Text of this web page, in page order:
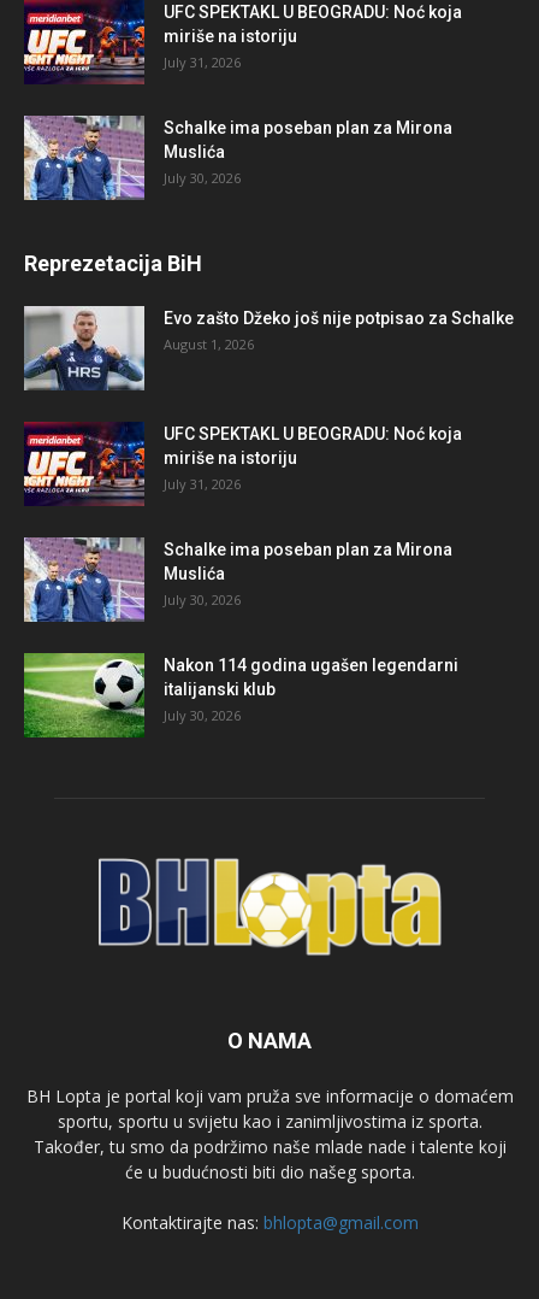
UFC SPEKTAKL U BEOGRADU: Noć koja
miriše na istoriju
July 31, 2026
Schalke ima poseban plan za Mirona
Muslića
July 30, 2026
Reprezetacija BiH
Evo zašto Džeko još nije potpisao za Schalke
August 1, 2026
UFC SPEKTAKL U BEOGRADU: Noć koja
miriše na istoriju
July 31, 2026
Schalke ima poseban plan za Mirona
Muslića
July 30, 2026
Nakon 114 godina ugašen legendarni
italijanski klub
July 30, 2026
O NAMA
BH Lopta je portal koji vam pruža sve informacije o domaćem
sportu, sportu u svijetu kao i zanimljivostima iz sporta.
Također, tu smo da podržimo naše mlade nade i talente koji
će u budućnosti biti dio našeg sporta.
Kontaktirajte nas: bhlopta@gmail.com